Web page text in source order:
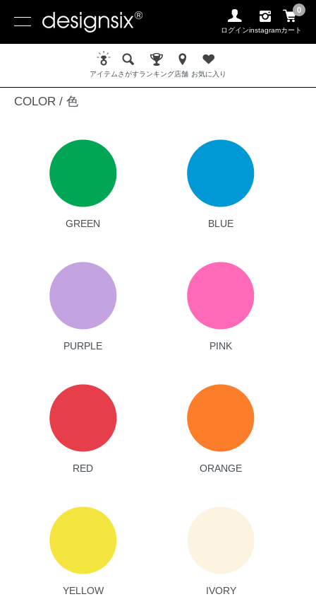
ログインinstagram
0
カート
アイテムさがすランキング店舗 お気に入り
COLOR / 色
GREEN BLUE
PURPLE PINK
RED ORANGE
YELLOW IVORY